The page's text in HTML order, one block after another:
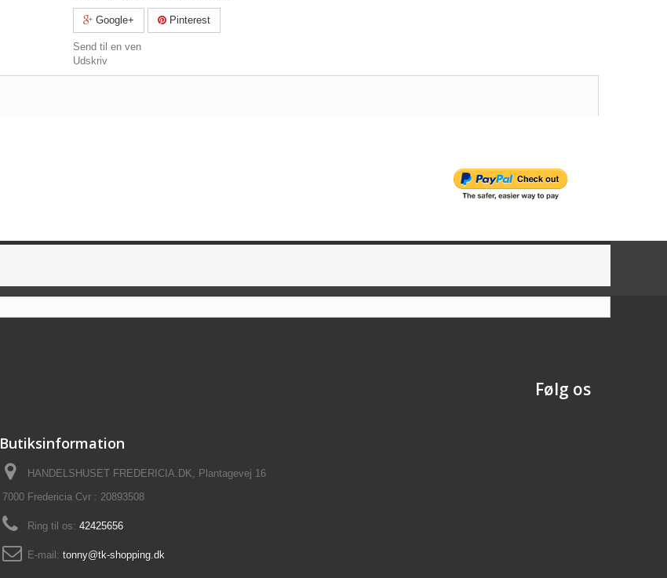
Google+ Pinterest
Send til en ven
Udskriv
Følg os
Butiksinformation
HANDELSHUSET FREDERICIA.DK, Plantagevej 16
7000 Fredericia Cvr : 20893508
Ring til os: 42425656
E-mail: tonny@tk-shopping.dk